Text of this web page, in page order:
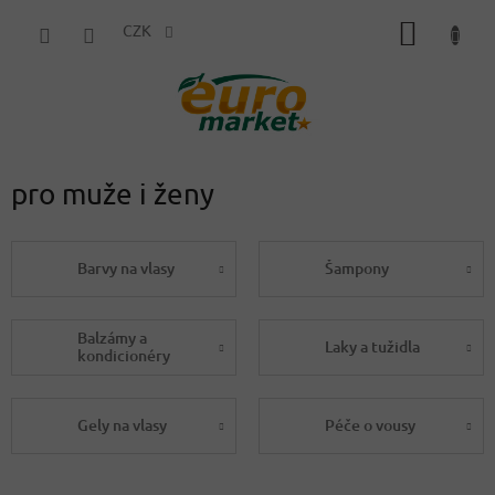
CZK
pro muže i ženy
Barvy na vlasy Šampony
Balzámy a
kondicionéry
Laky a tužidla
Gely na vlasy Péče o vousy